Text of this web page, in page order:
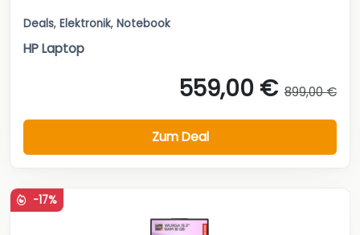
Deals, Elektronik, Notebook
HP Laptop
559,00 € 899,00 €
Zum Deal
-17%